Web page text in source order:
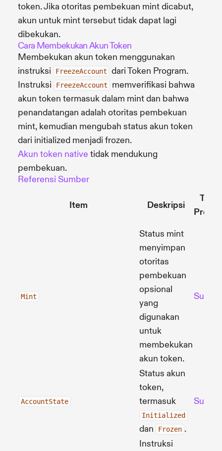
token. Jika otoritas pembekuan mint dicabut,
akun untuk mint tersebut tidak dapat lagi
dibekukan.
Cara Membekukan Akun Token
Membekukan akun token menggunakan
instruksi
FreezeAccount
dari Token Program.
Instruksi
FreezeAccount
memverifikasi bahwa
akun token termasuk dalam mint dan bahwa
penandatangan adalah otoritas pembekuan
mint, kemudian mengubah status akun token
dari initialized menjadi frozen.
Akun token native tidak mendukung
pembekuan.
Referensi Sumber
Item Deskripsi
Mint
Status mint
menyimpan
otoritas
pembekuan
opsional
yang
digunakan
untuk
membekukan
akun token.
AccountState
Status akun
token,
termasuk
Initialized
dan Frozen .
Instruksi